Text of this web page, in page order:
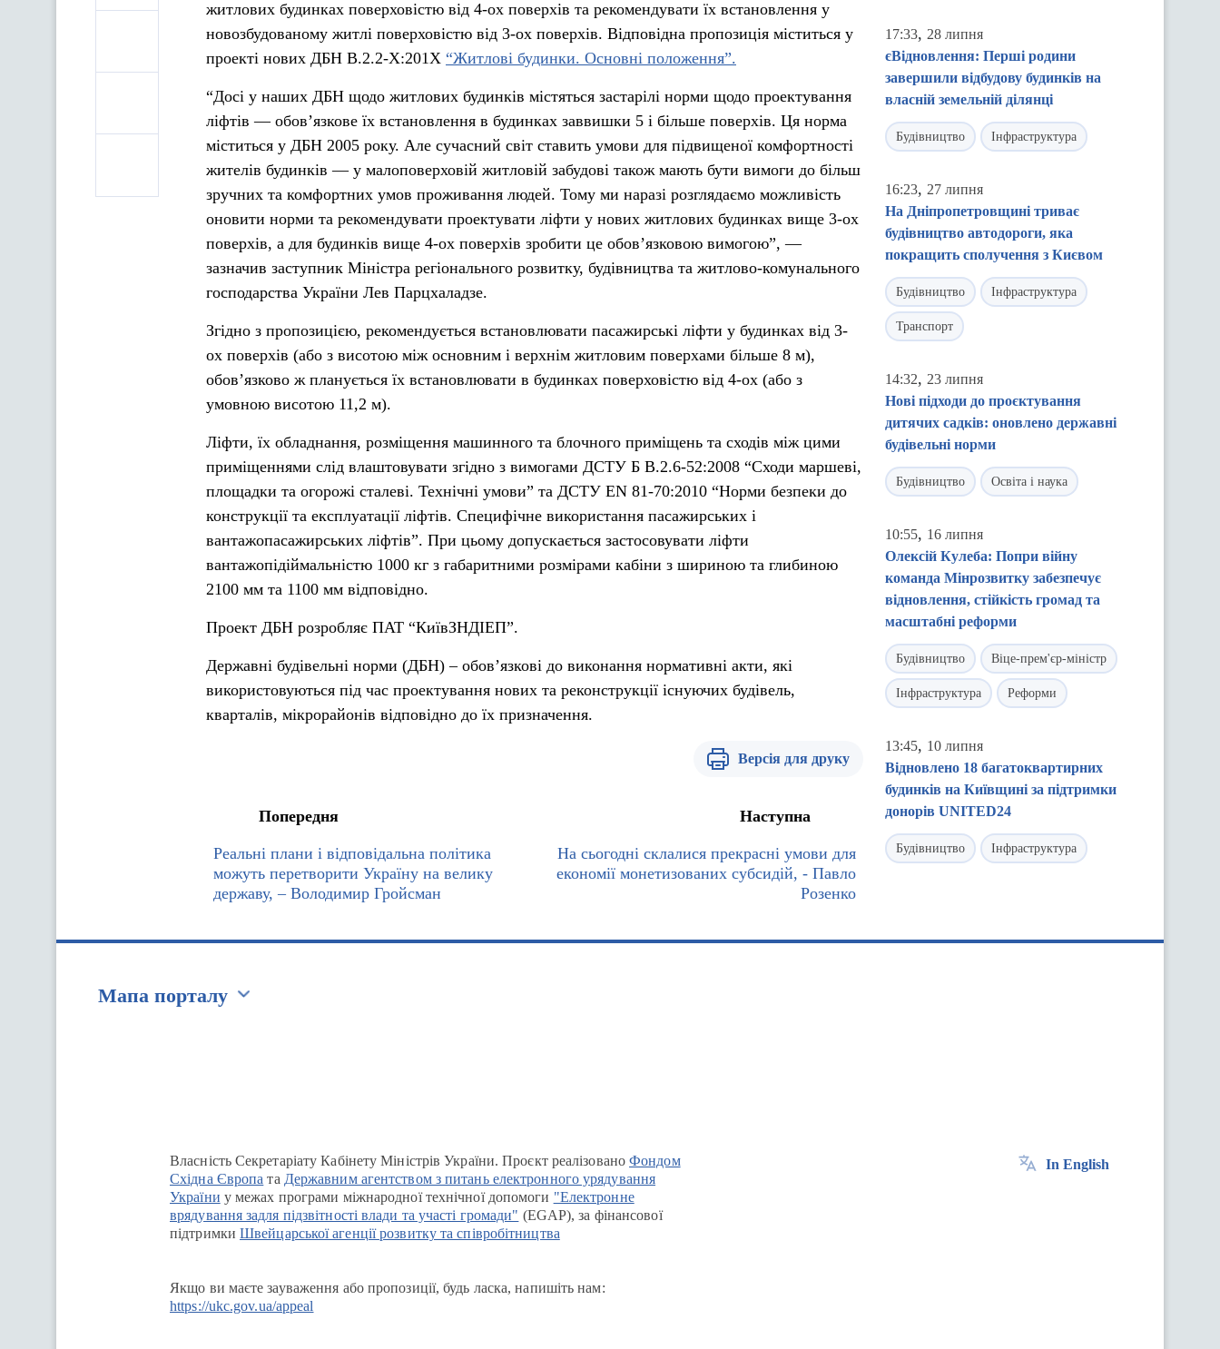
житлових будинках поверховістю від 4-ох поверхів та рекомендувати їх встановлення у
новозбудованому житлі поверховістю від 3-ох поверхів. Відповідна пропозиція міститься у
проекті нових ДБН В.2.2-Х:201Х “Житлові будинки. Основні положення”.
“Досі у наших ДБН щодо житлових будинків містяться застарілі норми щодо проектування
ліфтів — обов’язкове їх встановлення в будинках заввишки 5 і більше поверхів. Ця норма
міститься у ДБН 2005 року. Але сучасний світ ставить умови для підвищеної комфортності
жителів будинків — у малоповерховій житловій забудові також мають бути вимоги до більш
зручних та комфортних умов проживання людей. Тому ми наразі розглядаємо можливість
оновити норми та рекомендувати проектувати ліфти у нових житлових будинках вище 3-ох
поверхів, а для будинків вище 4-ох поверхів зробити це обов’язковою вимогою”, —
зазначив заступник Міністра регіонального розвитку, будівництва та житлово-комунального
господарства України Лев Парцхаладзе.
Згідно з пропозицією, рекомендується встановлювати пасажирські ліфти у будинках від 3-
ох поверхів (або з висотою між основним і верхнім житловим поверхами більше 8 м),
обов’язково ж планується їх встановлювати в будинках поверховістю від 4-ох (або з
умовною висотою 11,2 м).
Ліфти, їх обладнання, розміщення машинного та блочного приміщень та сходів між цими
приміщеннями слід влаштовувати згідно з вимогами ДСТУ Б В.2.6-52:2008 “Сходи маршеві,
площадки та огорожі сталеві. Технічні умови” та ДСТУ EN 81-70:2010 “Норми безпеки до
конструкції та експлуатації ліфтів. Специфічне використання пасажирських і
вантажопасажирських ліфтів”. При цьому допускається застосовувати ліфти
вантажопідіймальністю 1000 кг з габаритними розмірами кабіни з шириною та глибиною
2100 мм та 1100 мм відповідно.
Проект ДБН розробляє ПАТ “КиївЗНДІЕП”.
Державні будівельні норми (ДБН) – обов’язкові до виконання нормативні акти, які
використовуються під час проектування нових та реконструкції існуючих будівель,
кварталів, мікрорайонів відповідно до їх призначення.
Версія для друку
Попередня
Реальні плани і відповідальна політика
можуть перетворити Україну на велику
державу, – Володимир Гройсман
Наступна
На сьогодні склалися прекрасні умови для
економії монетизованих субсидій, - Павло
Розенко
17:33, 28 липня
єВідновлення: Перші родини
завершили відбудову будинків на
власній земельній ділянці
Будівництво Інфраструктура
16:23, 27 липня
На Дніпропетровщині триває
будівництво автодороги, яка
покращить сполучення з Києвом
Будівництво Інфраструктура
Транспорт
14:32, 23 липня
Нові підходи до проєктування
дитячих садків: оновлено державні
будівельні норми
Будівництво Освіта і наука
10:55, 16 липня
Олексій Кулеба: Попри війну
команда Мінрозвитку забезпечує
відновлення, стійкість громад та
масштабні реформи
Будівництво Віце-прем'єр-міністр
Інфраструктура Реформи
13:45, 10 липня
Відновлено 18 багатоквартирних
будинків на Київщині за підтримки
донорів UNITED24
Будівництво Інфраструктура
Мапа порталу
Власність Секретаріату Кабінету Міністрів України. Проєкт реалізованоФондом
Східна Європа та Державним агентством з питань електронного урядування
України у межах програми міжнародної технічної допомоги "Електронне
врядування задля підзвітності влади та участі громади" (EGAP), за фінансової
підтримки Швейцарської агенції розвитку та співробітництва
Якщо ви маєте зауваження або пропозиції, будь ласка, напишіть нам:
https://ukc.gov.ua/appeal
In English